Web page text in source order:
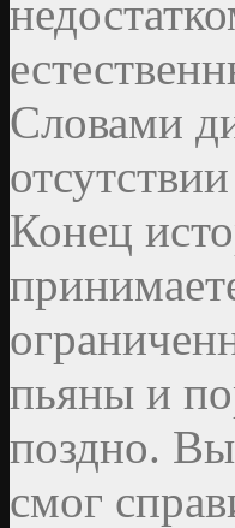
Словами
Конец
пьяны и
поздно.
смог